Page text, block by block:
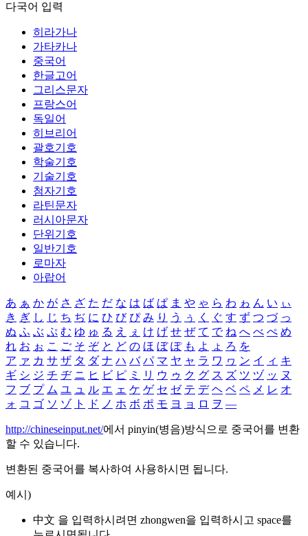
다국어 입력
히라가나
가타카나
중국어
한글고어
그리스문자
프랑스어
독일어
히브리어
괄호기호
학술기호
기술기호
첨자기호
라틴문자
러시아문자
단위기호
일반기호
로마자
아랍어
あ ぁ か が さ ざ た だ な は ば ぱ ま や ゃ ら わ ゎ ん い ぃ
き ぎ し じ ち ぢ に ひ び ぴ み り う ぅ く ぐ す ず つ づ っ
ぬ ふ ぶ ぷ む ゆ ゅ る え ぇ け げ せ ぜ て で ね へ べ ぺ め
れ お ぉ こ ご そ ぞ と ど の ほ ぼ ぽ も よ ょ ろ を
ア ァ カ サ ザ タ ダ ナ ハ バ パ マ ヤ ャ ラ ワ ヮ ン イ ィ キ
ギ シ ジ チ ヂ ニ ヒ ビ ピ ミ リ ウ ゥ ク グ ス ズ ツ ヅ ッ ヌ
フ ブ プ ム ユ ュ ル エ ェ ケ ゲ セ ゼ テ デ ヘ ベ ペ メ レ オ
ォ コ ゴ ソ ゾ ト ド ノ ホ ボ ポ モ ヨ ョ ロ ヲ ―
http://chineseinput.net/에서 pinyin(병음)방식으로 중국어를 변환
할 수 있습니다.
변환된 중국어를 복사하여 사용하시면 됩니다.
예시)
中文 을 입력하시려면 zhongwen을 입력하시고 space를